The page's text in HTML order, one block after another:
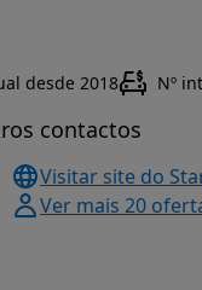
desde 2018 Nº
contactos
Visitar site do
Ver mais 20